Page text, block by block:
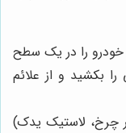
را در یک سطح
بکشید و از علائم
چرخ، لاستیک یدک)